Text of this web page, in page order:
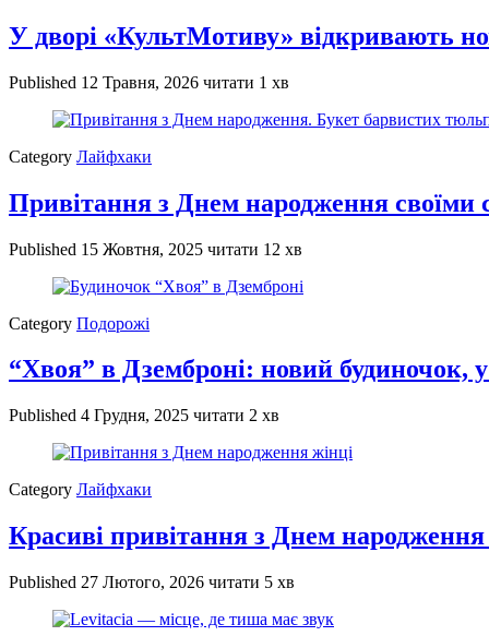
У дворі «КультМотиву» відкривають
Published 12 Травня, 2026 читати 1 хв
Category Лайфхаки
Привітання з Днем народження своїми
Published 15 Жовтня, 2025 читати 12 хв
Category Подорожі
“Хвоя” в Дземброні: новий будиночок,
Published 4 Грудня, 2025 читати 2 хв
Category Лайфхаки
Красиві привітання з Днем народження
Published 27 Лютого, 2026 читати 5 хв